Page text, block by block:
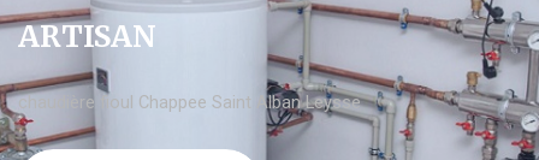
ARTISAN
chaudière fioul Chappee Saint Alban Leysse